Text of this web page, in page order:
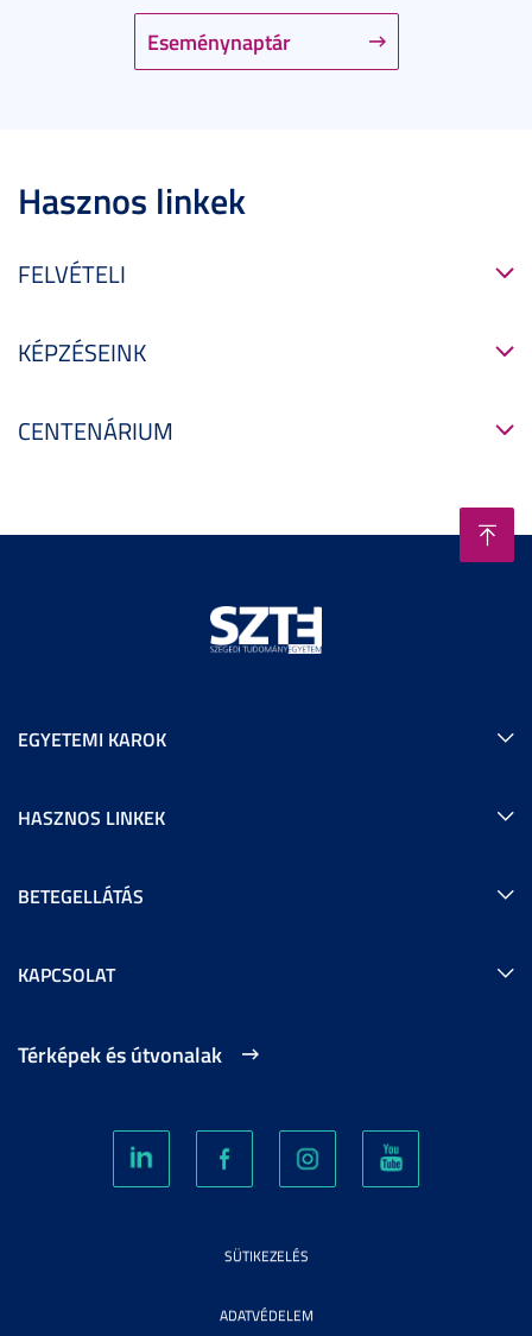
Eseménynaptár
Hasznos linkek
FELVÉTELI
KÉPZÉSEINK
CENTENÁRIUM
EGYETEMI KAROK
HASZNOS LINKEK
BETEGELLÁTÁS
KAPCSOLAT
Térképek és útvonalak
SÜTIKEZELÉS
ADATVÉDELEM